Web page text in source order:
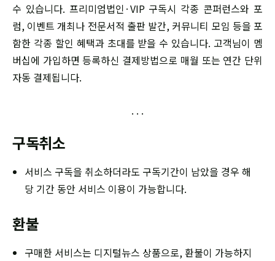
수 있습니다. 프리미엄법인·VIP 구독시 각종 콘퍼런스와 포
럼, 이벤트 개최나 전문서적 출판 발간, 커뮤니티 모임 등을 포
함한 각종 할인 혜택과 초대를 받을 수 있습니다. 고객님이 멤
버십에 가입하면 등록하신 결제방법으로 매월 또는 연간 단위
자동 결제됩니다.
구독취소
서비스 구독을 취소하더라도 구독기간이 남았을 경우 해
당 기간 동안 서비스 이용이 가능합니다.
환불
구매한 서비스는 디지털뉴스 상품으로, 환불이 가능하지